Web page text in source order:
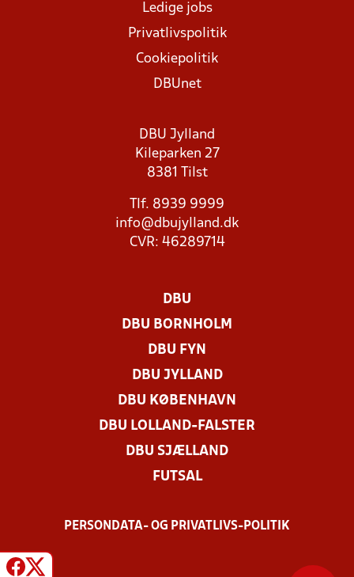
Ledige jobs
Privatlivspolitik
Cookiepolitik
DBUnet
DBU Jylland
Kileparken 27
8381 Tilst
Tlf. 8939 9999
info@dbujylland.dk
CVR: 46289714
DBU
DBU BORNHOLM
DBU FYN
DBU JYLLAND
DBU KØBENHAVN
DBU LOLLAND-FALSTER
DBU SJÆLLAND
FUTSAL
PERSONDATA- OG PRIVATLIVS-POLITIK